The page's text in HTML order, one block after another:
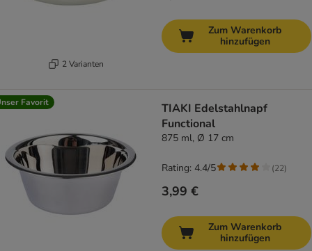
2 Varianten
Zum Warenkorb
hinzufügen
Favorit
TIAKI Edelstahlnapf
Functional
875 ml, Ø 17 cm
3,99 €
Rating: 4.4/5 (22)
Zum Warenkorb
hinzufügen